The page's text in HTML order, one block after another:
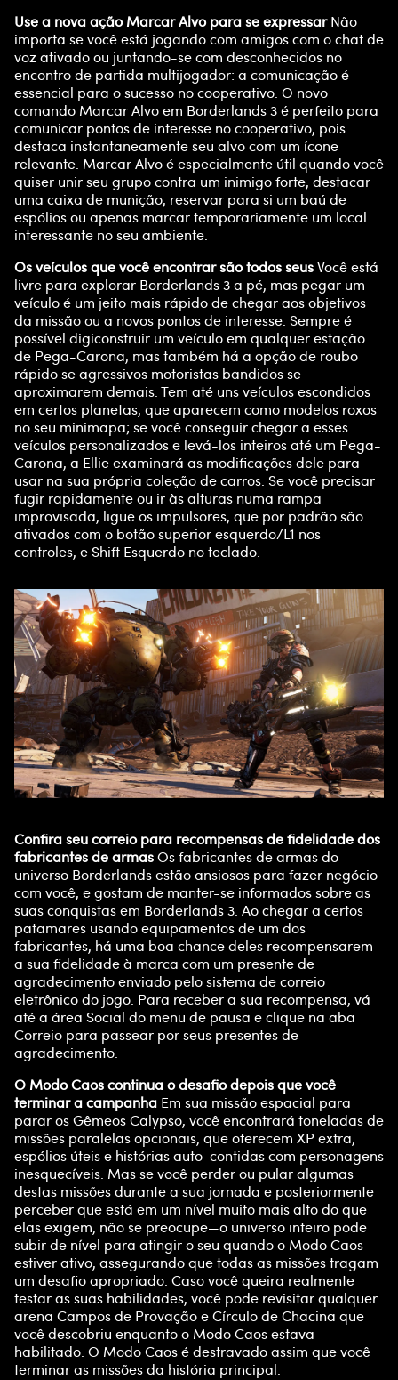
Use a nova ação Marcar Alvo para se expressarNão
importa se você está jogando com amigos com o chat de
voz ativado ou juntando-se com desconhecidos no
encontro de partida multijogador: a comunicação é
essencial para o sucesso no cooperativo. O novo
comando Marcar Alvo em Borderlands 3 é perfeito para
comunicar pontos de interesse no cooperativo, pois
destaca instantaneamente seu alvo com um ícone
relevante. Marcar Alvo é especialmente útil quando você
quiser unir seu grupo contra um inimigo forte, destacar
uma caixa de munição, reservar para si um baú de
espólios ou apenas marcar temporariamente um local
interessante no seu ambiente.
Os veículos que você encontrar são todos seusVocê está
livre para explorar Borderlands 3 a pé, mas pegar um
veículo é um jeito mais rápido de chegar aos objetivos
da missão ou a novos pontos de interesse. Sempre é
possível digiconstruir um veículo em qualquer estação
de Pega-Carona, mas também há a opção de roubo
rápido se agressivos motoristas bandidos se
aproximarem demais. Tem até uns veículos escondidos
em certos planetas, que aparecem como modelos roxos
no seu minimapa; se você conseguir chegar a esses
veículos personalizados e levá-los inteiros até um Pega-
Carona, a Ellie examinará as modificações dele para
usar na sua própria coleção de carros. Se você precisar
fugir rapidamente ou ir às alturas numa rampa
improvisada, ligue os impulsores, que por padrão são
ativados com o botão superior esquerdo/L1 nos
controles, e Shift Esquerdo no teclado.
Confira seu correio para recompensas de fidelidade dos
fabricantes de armasOs fabricantes de armas do
universo Borderlands estão ansiosos para fazer negócio
com você, e gostam de manter-se informados sobre as
suas conquistas em Borderlands 3. Ao chegar a certos
patamares usando equipamentos de um dos
fabricantes, há uma boa chance deles recompensarem
a sua fidelidade à marca com um presente de
agradecimento enviado pelo sistema de correio
eletrônico do jogo. Para receber a sua recompensa, vá
até a área Social do menu de pausa e clique na aba
Correio para passear por seus presentes de
agradecimento.
O Modo Caos continua o desafio depois que você
terminar a campanha Em sua missão espacial para
parar os Gêmeos Calypso, você encontrará toneladas de
missões paralelas opcionais, que oferecem XP extra,
espólios úteis e histórias auto-contidas com personagens
inesquecíveis. Mas se você perder ou pular algumas
destas missões durante a sua jornada e posteriormente
perceber que está em um nível muito mais alto do que
elas exigem, não se preocupe—o universo inteiro pode
subir de nível para atingir o seu quando o Modo Caos
estiver ativo, assegurando que todas as missões tragam
um desafio apropriado. Caso você queira realmente
testar as suas habilidades, você pode revisitar qualquer
arena Campos de Provação e Círculo de Chacina que
você descobriu enquanto o Modo Caos estava
habilitado. O Modo Caos é destravado assim que você
terminar as missões da história principal.